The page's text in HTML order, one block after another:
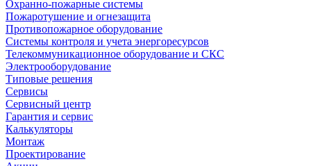
Охранно-пожарные системы
Пожаротушение и огнезащита
Противопожарное оборудование
Системы контроля и учета энергоресурсов
Телекоммуникационное оборудование и СКС
Электрооборудование
Типовые решения
Сервисы
Сервисный центр
Гарантия и сервис
Калькуляторы
Монтаж
Проектирование